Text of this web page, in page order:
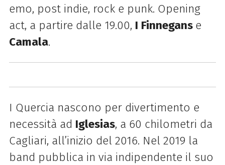
emo, post indie, rock e punk. Opening
act, a partire dalle 19.00, I Finnegans e
Camala.
I Quercia nascono per divertimento e
necessità ad Iglesias, a 60 chilometri da
Cagliari, all’inizio del 2016. Nel 2019 la
band pubblica in via indipendente il suo